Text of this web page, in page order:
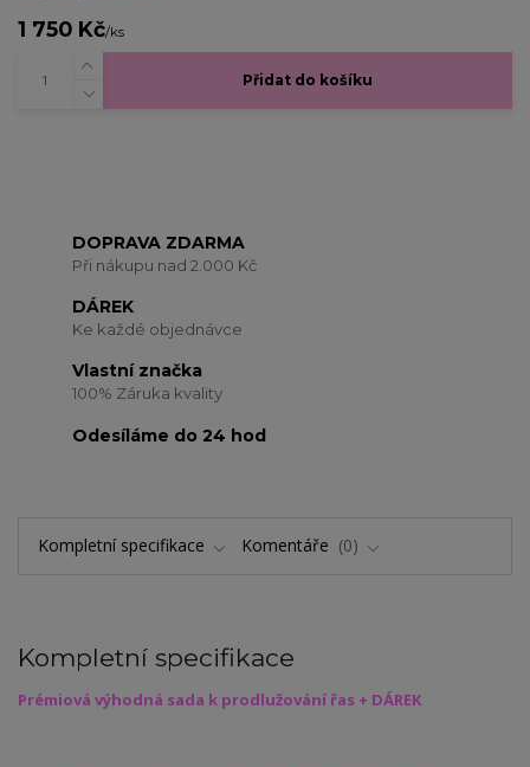
1 750 Kč/ks
Přidat do košíku
DOPRAVA ZDARMA
Při nákupu nad 2.000 Kč
DÁREK
Ke každé objednávce
Vlastní značka
100% Záruka kvality
Odesíláme do 24 hod
Kompletní specifikace Komentáře 0
Kompletní specifikace
Prémiová výhodná sada k prodlužování řas + DÁREK